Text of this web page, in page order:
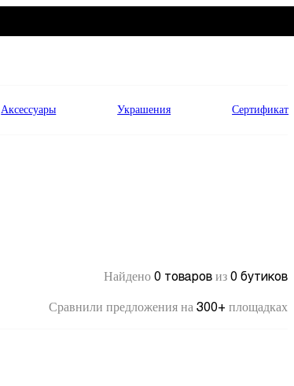
Аксессуары Украшения Сертификат
Найдено 0 товаров из 0 бутиков
Сравнили предложения на 300+ площадках